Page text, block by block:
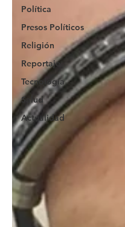
Política
Presos Políticos
Religión
Reportaje
Tecnología
Salud
Actualidad